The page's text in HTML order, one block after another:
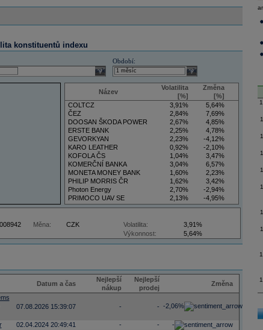
konstituentů indexu
select
Období:
select
Název
Volatilita
[%]
Změna
[%]
COLTCZ
3,91%
5,64%
ČEZ
2,84%
7,69%
DOOSAN ŠKODA POWER
2,67%
4,85%
ERSTE BANK
2,25%
4,78%
GEVORKYAN
2,23%
-4,12%
KARO LEATHER
0,92%
-2,10%
KOFOLA ČS
1,04%
3,47%
KOMERČNÍ BANKA
3,04%
6,57%
MONETA MONEY BANK
1,60%
2,23%
PHILIP MORRIS ČR
1,62%
3,42%
Photon Energy
2,70%
-2,94%
PRIMOCO UAV SE
2,13%
-4,95%
VIG
4,09%
11,61%
Měna: CZK Volatilita:
3,91%
Výkonnost:
5,64%
Datum a čas
Nejlepší
nákup
Nejlepší
prodej
Změna
07.08.2026 15:39:07 - - -2,06%
02.04.2024 20:49:41 - -
-